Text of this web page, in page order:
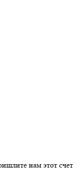
нам этот